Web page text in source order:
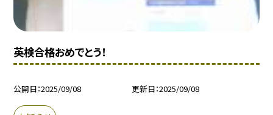
英検合格おめでとう！
公開日 2025/09/08 更新日 2025/09/08